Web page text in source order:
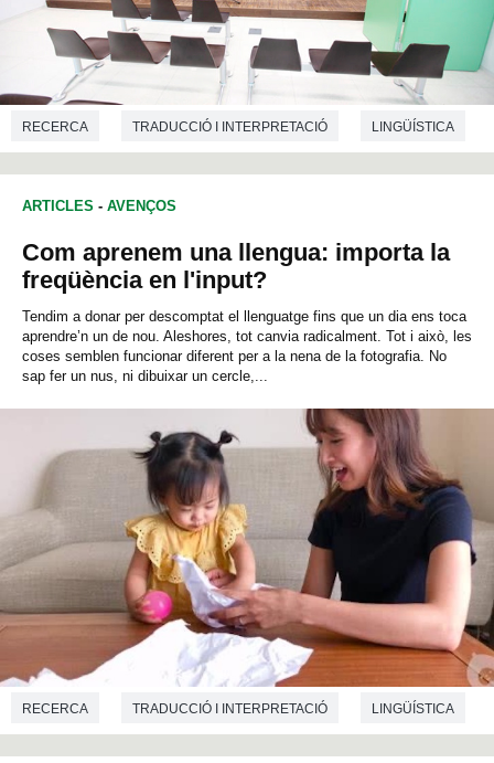
RECERCA TRADUCCIÓ I INTERPRETACIÓ LINGÜÍSTICA
DRET
ARTICLES - AVENÇOS
Com aprenem una llengua: importa la
freqüència en l'input?
Tendim a donar per descomptat el llenguatge fins que un dia ens toca
aprendre’n un de nou. Aleshores, tot canvia radicalment. Tot i això, les
coses semblen funcionar diferent per a la nena de la fotografia. No
sap fer un nus, ni dibuixar un cercle,...
RECERCA TRADUCCIÓ I INTERPRETACIÓ LINGÜÍSTICA
FILOLOGIA